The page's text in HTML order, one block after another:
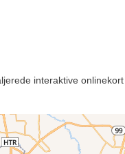
interaktive